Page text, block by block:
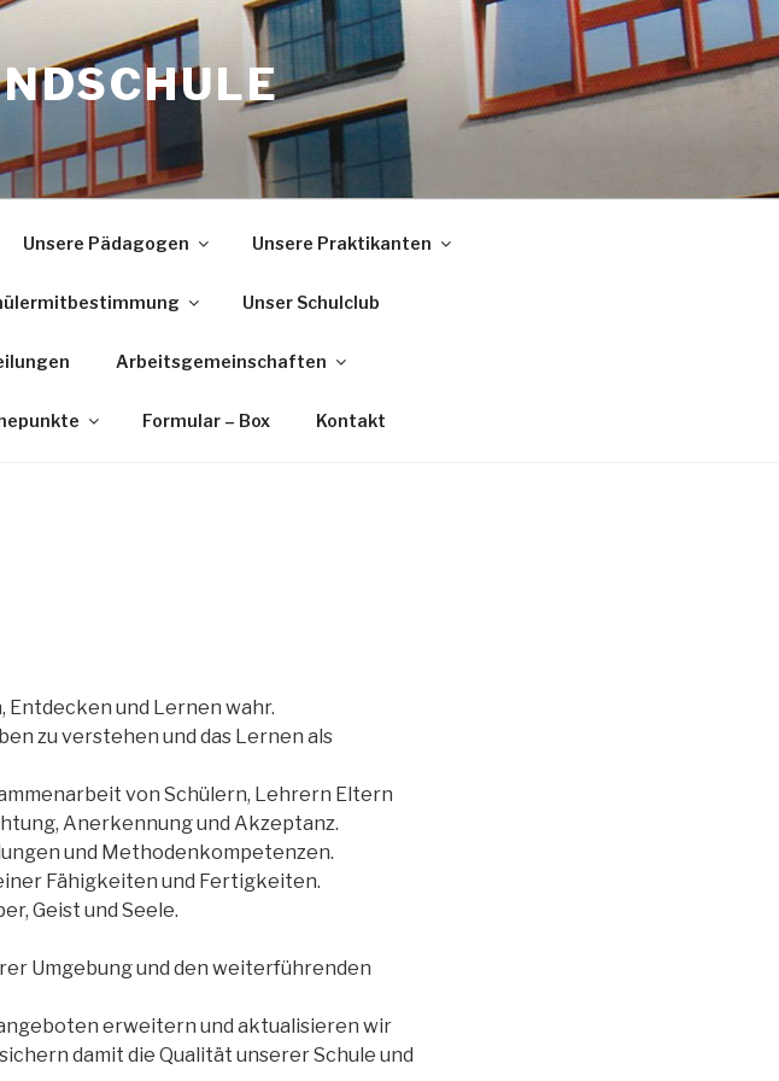
Unsere Pädagogen Unsere Praktikanten
Unser Schulclub
Arbeitsgemeinschaften
Formular – Box Kontakt
Entdecken und Lernen wahr.
zu verstehen und das Lernen als
von Schülern, Lehrern Eltern
Anerkennung und Akzeptanz.
und Methodenkompetenzen.
Fähigkeiten und Fertigkeiten.
Geist und Seele.
Umgebung und den weiterführenden
erweitern und aktualisieren wir
damit die Qualität unserer Schule und